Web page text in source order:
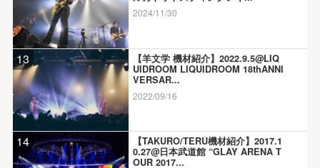
2024/11/30
13
【羊文学 機材紹介】2022.9.5@LIQ
UIDROOM LIQUIDROOM 18thANNI
VERSAR...
2022/09/16
14
【TAKURO/TERU機材紹介】2017.1
0.27@日本武道館 “GLAY ARENA T
OUR 2017...